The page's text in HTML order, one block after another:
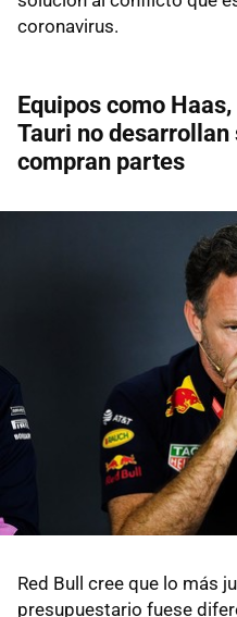
coronavirus.
Equipos como
Tauri no desarrollan
compran partes
Red Bull cree que lo más
presupuestario fuese